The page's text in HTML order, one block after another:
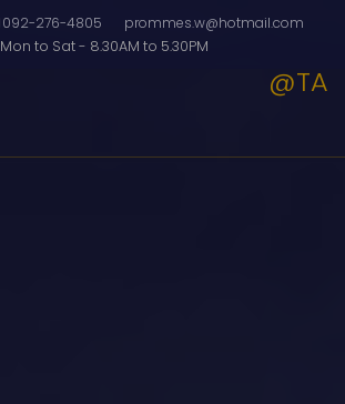
092-276-4805
prommes.w@hotmail.com
Mon to Sat - 8.30AM to 5.30PM
@TA